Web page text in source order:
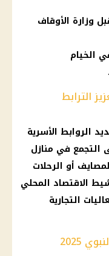
وزارة الأوقاف
الخيام
الترابط
الروابط الأسرية
التجمع في منازل
أو الرحلات
الاقتصاد المحلي
التجارية
2025